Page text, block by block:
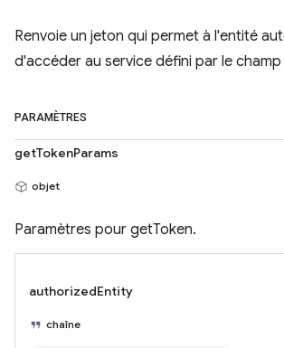
Renvoie un jeton qui permet à l'entité
d'accéder au service défini par le
PARAMÈTRES
getTokenParams
objet
Paramètres pour getToken.
authorizedEntity
chaîne